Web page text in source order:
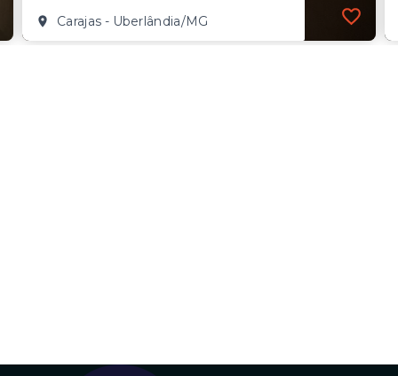
Carajas - Uberlândia/MG